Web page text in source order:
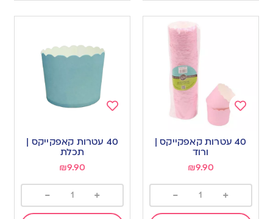
to
40 עטרות קאפקייקס |
ורוד
₪9.90
+
-
to
40 עטרות קאפקייקס |
תכלת
₪9.90
+
-